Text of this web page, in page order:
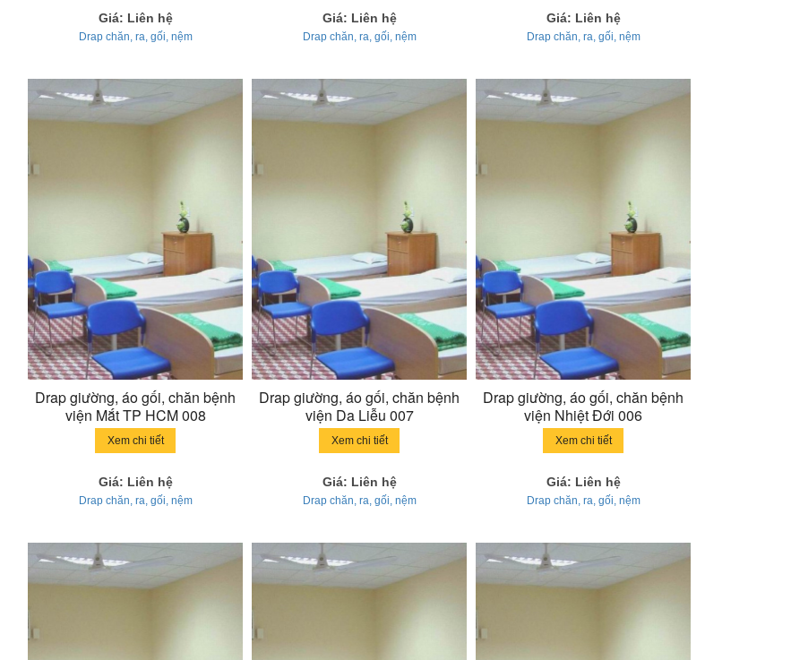
Giá: Liên hệ
Drap chăn, ra, gối, nệm
Giá: Liên hệ
Drap chăn, ra, gối, nệm
Giá: Liên hệ
Drap chăn, ra, gối, nệm
Drap giường, áo gối, chăn bệnh
viện Mắt TP HCM 008
Xem chi tiết
Giá: Liên hệ
Drap chăn, ra, gối, nệm
Drap giường, áo gối, chăn bệnh
viện Da Liễu 007
Xem chi tiết
Giá: Liên hệ
Drap chăn, ra, gối, nệm
Drap giường, áo gối, chăn bệnh
viện Nhiệt Đới 006
Xem chi tiết
Giá: Liên hệ
Drap chăn, ra, gối, nệm